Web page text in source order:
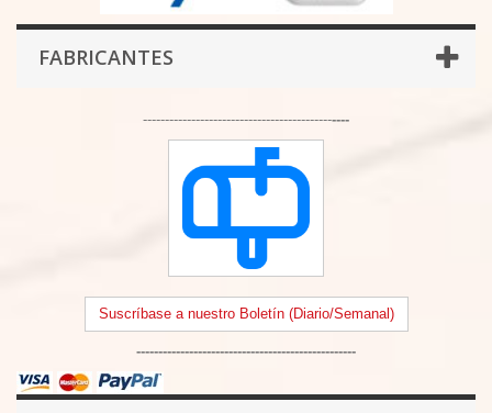
FABRICANTES
-----------------------------------------------
Suscríbase a nuestro Boletín (Diario/Semanal)
--------------------------------------------------